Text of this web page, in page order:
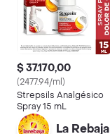
$ 37.170,00
(2477.94/ml)
Strepsils Analgésico
Spray 15 mL
La Rebaja